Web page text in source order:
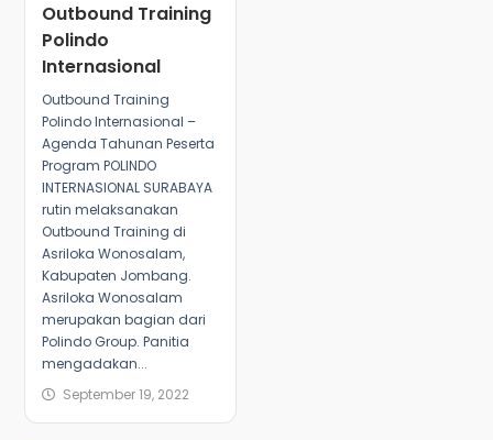
Outbound Training
Polindo
Internasional
Outbound Training
Polindo Internasional –
Agenda Tahunan Peserta
Program POLINDO
INTERNASIONAL SURABAYA
rutin melaksanakan
Outbound Training di
Asriloka Wonosalam,
Kabupaten Jombang.
Asriloka Wonosalam
merupakan bagian dari
Polindo Group. Panitia
mengadakan...
September 19, 2022